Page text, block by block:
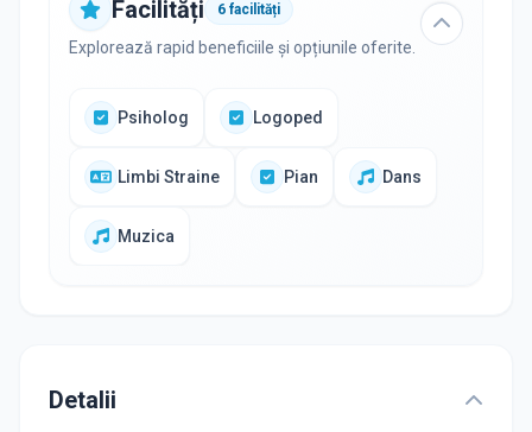
Facilități 6 facilități
Explorează rapid beneficiile și opțiunile oferite.
Psiholog Logoped
Limbi Straine Pian Dans
Muzica
Detalii